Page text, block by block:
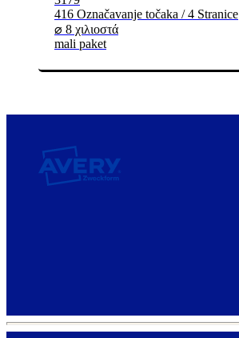
416 Označavanje točaka / 4 Stranice
⌀ 8 χιλιοστά
mali paket